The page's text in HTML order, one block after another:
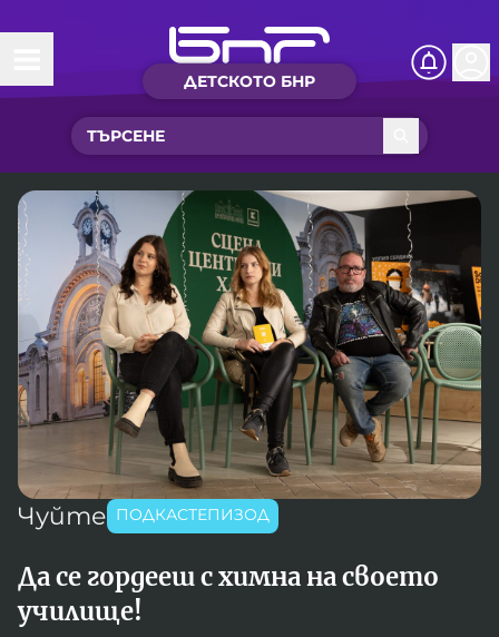
ДЕТСКОТО БНР
Начало
Какво ново?
Рубрики с вълшебства
Детско радио
Чуйте
Новините на детски език
Приказки
Песнички
Искри
Интересен архив
Нашите гости
Фантазирай
Приказки
История на изкуството
Игри
Кои сме ние?
Чуйте ПОДКАСТЕПИЗОД
Да се гордееш с химна на своето
училище!